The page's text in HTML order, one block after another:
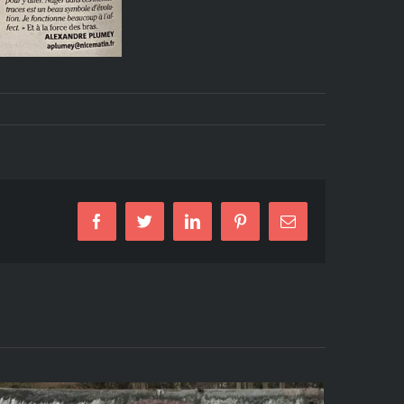
FacebookTwitterLinkedIn PinterestEmail